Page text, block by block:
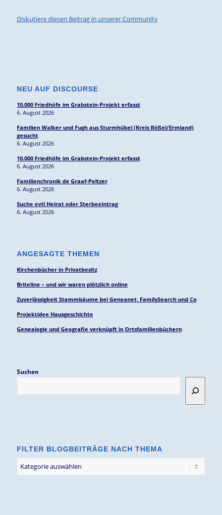
Diskutiere diesen Beitrag in unserer Community
NEU AUF DISCOURSE
10.000 Friedhöfe im Grabstein-Projekt erfasst
6. August 2026
Familien Walker und Fugh aus Sturmhübel (Kreis Rößel/Ermland)
gesucht
6. August 2026
10.000 Friedhöfe im Grabstein-Projekt erfasst
6. August 2026
Familienchronik de Graaf-Peltzer
6. August 2026
Suche evtl Heirat oder Sterbeeintrag
6. August 2026
ANGESAGTE THEMEN
Kirchenbücher in Privatbesitz
Briteline – und wir waren plötzlich online
Zuverlässigkeit Stammbäume bei Geneanet, FamilySearch und Co
Projektidee Hausgeschichte
Genealogie und Geografie verknüpft in Ortsfamilienbüchern
Suchen
FILTER BLOGBEITRÄGE NACH THEMA
Filter
Blogbeiträge